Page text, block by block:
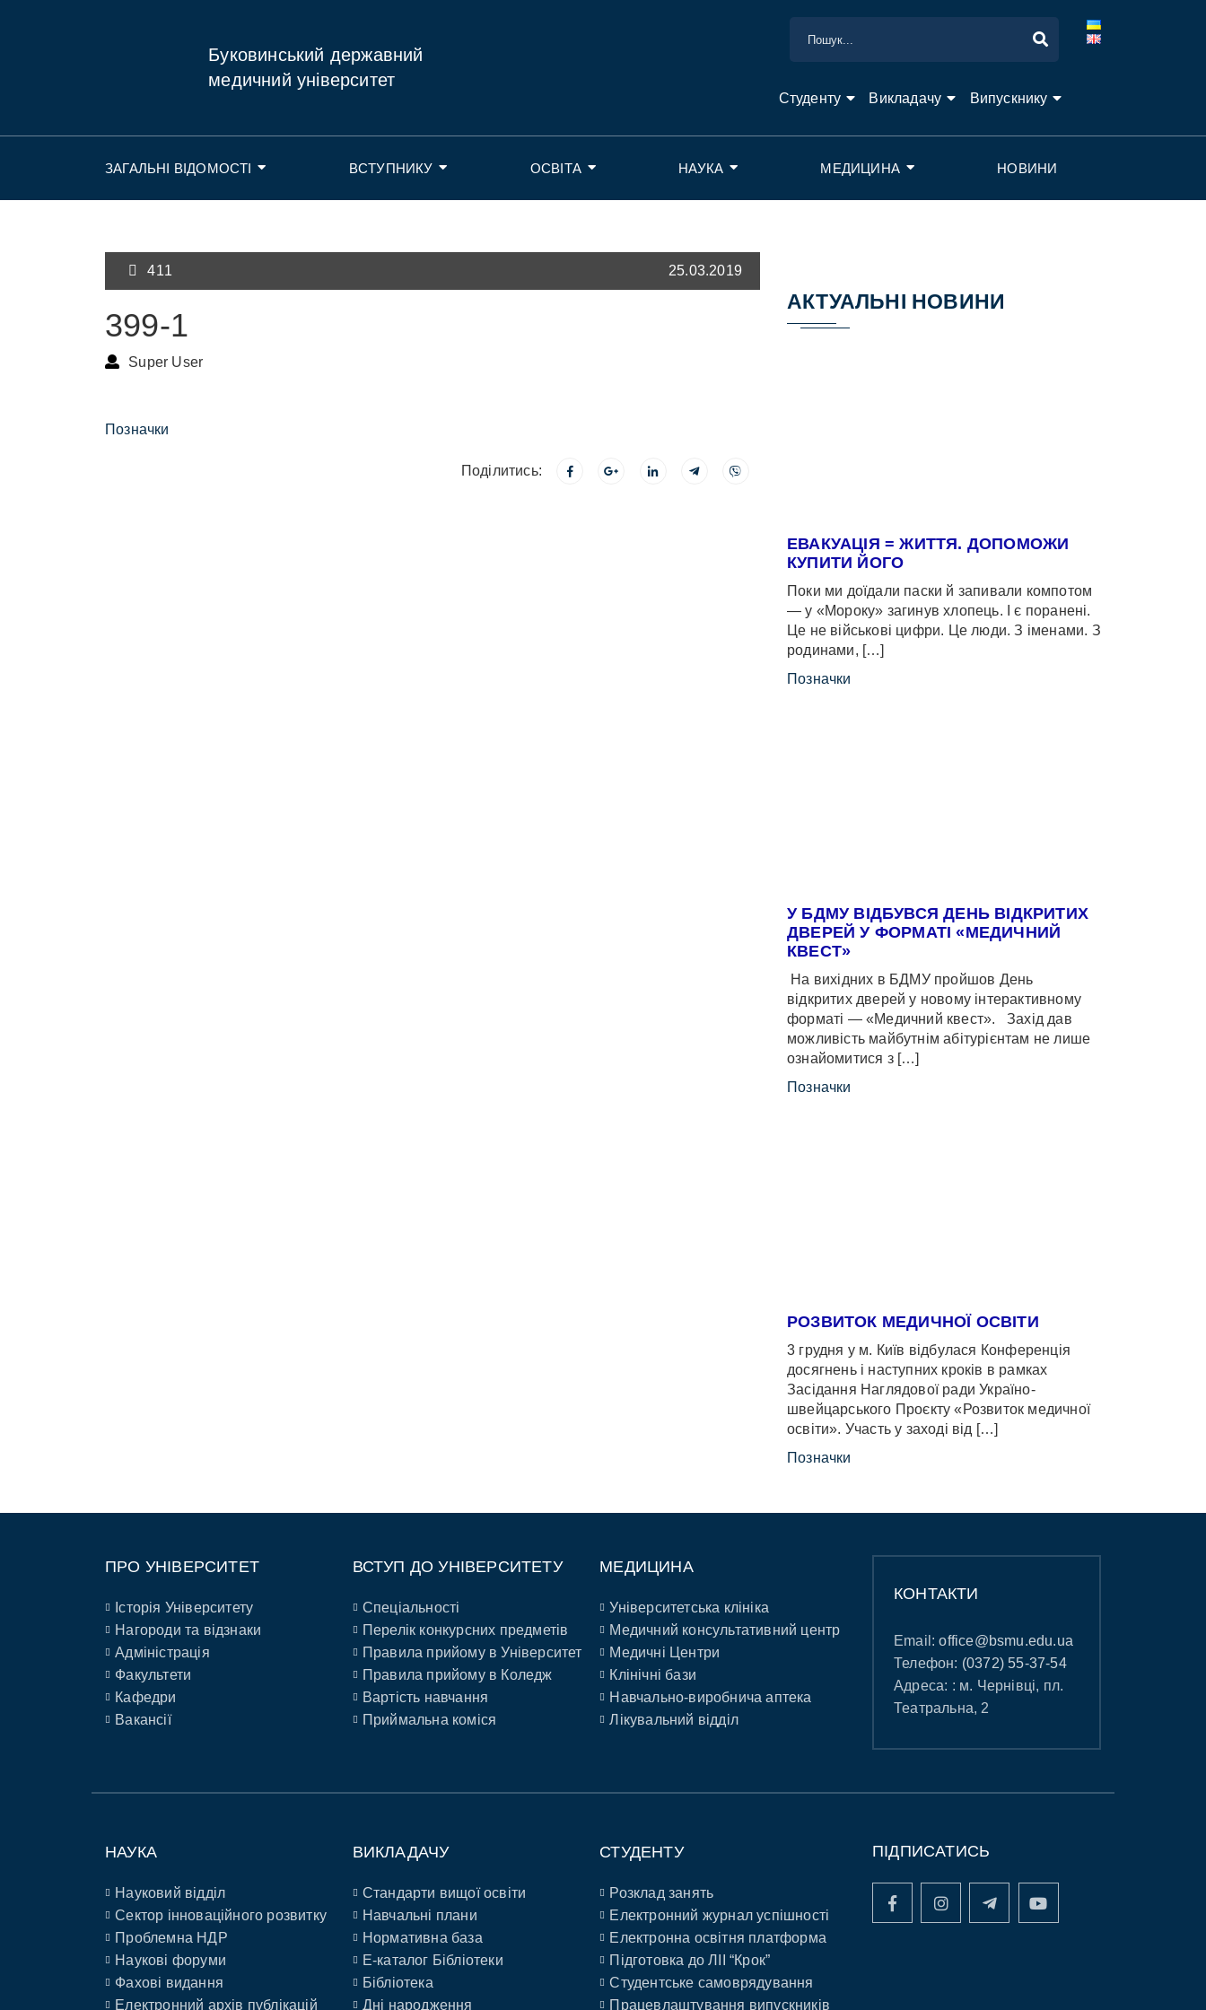
Буковинський державний
медичний університет
Студенту Викладачу Випускнику
ЗАГАЛЬНІ ВІДОМОСТІ ВСТУПНИКУ ОСВІТА НАУКА МЕДИЦИНА НОВИНИ
411 25.03.2019
399-1
Super User
Позначки
Поділитись:
АКТУАЛЬНІ НОВИНИ
ЕВАКУАЦІЯ = ЖИТТЯ. ДОПОМОЖИ
КУПИТИ ЙОГО
Поки ми доїдали паски й запивали компотом
— у «Мороку» загинув хлопець. І є поранені.
Це не військові цифри. Це люди. З іменами. З
родинами, […]
Позначки
У БДМУ ВІДБУВСЯ ДЕНЬ ВІДКРИТИХ
ДВЕРЕЙ У ФОРМАТІ «МЕДИЧНИЙ
КВЕСТ»
На вихідних в БДМУ пройшов День
відкритих дверей у новому інтерактивному
форматі — «Медичний квест». Захід дав
можливість майбутнім абітурієнтам не лише
ознайомитися з […]
Позначки
РОЗВИТОК МЕДИЧНОЇ ОСВІТИ
3 грудня у м. Київ відбулася Конференція
досягнень і наступних кроків в рамках
Засідання Наглядової ради Україно-
швейцарського Проєкту «Розвиток медичної
освіти». Участь у заході від […]
Позначки
ПРО УНІВЕРСИТЕТ
Історія Університету
Нагороди та відзнаки
Адміністрація
Факультети
Кафедри
Вакансії
ВСТУП ДО УНІВЕРСИТЕТУ
Спеціальності
Перелік конкурсних предметів
Правила прийому в Університет
Правила прийому в Коледж
Вартість навчання
Приймальна коміся
МЕДИЦИНА
Університетська клініка
Медичний консультативний центр
Медичні Центри
Клінічні бази
Навчально-виробнича аптека
Лікувальний відділ
КОНТАКТИ
Email:office@bsmu.edu.ua
Телефон: (0372) 55-37-54
Адреса: : м. Чернівці, пл.
Театральна, 2
НАУКА
Науковий відділ
Сектор інноваційного розвитку
Проблемна НДР
Наукові форуми
Фахові видання
Електронний архів публікацій
ВИКЛАДАЧУ
Стандарти вищої освіти
Навчальні плани
Нормативна база
E-каталог Бібліотеки
Бібліотека
Дні народження
СТУДЕНТУ
Розклад занять
Електронний журнал успішності
Електронна освітня платформа
Підготовка до ЛІІ “Крок”
Студентське самоврядування
Працевлаштування випускників
ПІДПИСАТИСЬ